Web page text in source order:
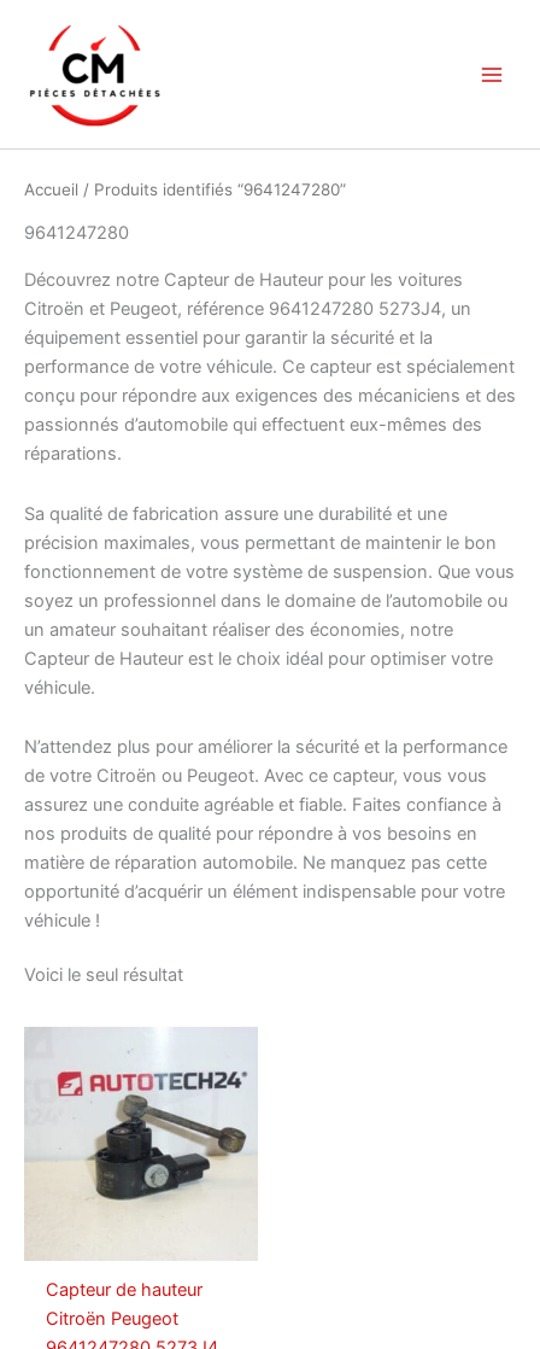
contenu
Accueil / Produits identifiés “9641247280”
9641247280
Découvrez notre Capteur de Hauteur pour les voitures
Citroën et Peugeot, référence 9641247280 5273J4, un
équipement essentiel pour garantir la sécurité et la
performance de votre véhicule. Ce capteur est spécialement
conçu pour répondre aux exigences des mécaniciens et des
passionnés d’automobile qui effectuent eux-mêmes des
réparations.
Sa qualité de fabrication assure une durabilité et une
précision maximales, vous permettant de maintenir le bon
fonctionnement de votre système de suspension. Que vous
soyez un professionnel dans le domaine de l’automobile ou
un amateur souhaitant réaliser des économies, notre
Capteur de Hauteur est le choix idéal pour optimiser votre
véhicule.
N’attendez plus pour améliorer la sécurité et la performance
de votre Citroën ou Peugeot. Avec ce capteur, vous vous
assurez une conduite agréable et fiable. Faites confiance à
nos produits de qualité pour répondre à vos besoins en
matière de réparation automobile. Ne manquez pas cette
opportunité d’acquérir un élément indispensable pour votre
véhicule !
Voici le seul résultat
Capteur de hauteur
Citroën Peugeot